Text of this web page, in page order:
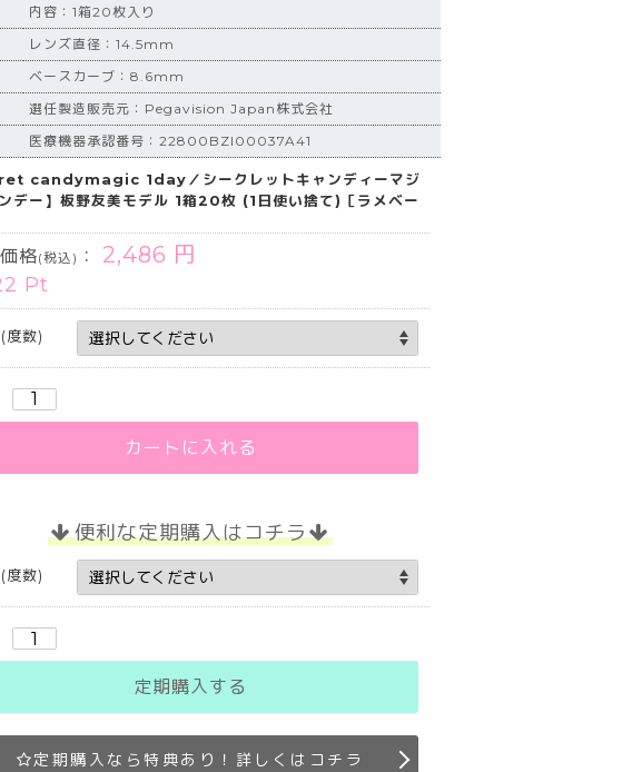
内容：1箱20枚入り
レンズ直径：14.5mm
ベースカーブ：8.6mm
選任製造販売元：Pegavision Japan株式会社
医療機器承認番号：22800BZI00037A41
candymagic 1day／シークレットキャンディーマジ
デー】板野友美モデル 1箱20枚 (1日使い捨て)［ラメベー
格(税込) ： 2,486 円
Pt
度数)
カートに入れる
便利な定期購入はコチラ
度数)
定期購入する
定期購入なら特典あり！詳しくはコチラ